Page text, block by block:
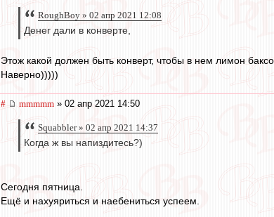
RoughBoy » 02 апр 2021 12:08
Денег дали в конверте,
Этож какой должен быть конверт, чтобы в нем лимон
Наверно)))))
# mmmmm » 02 апр 2021 14:50
Squabbler » 02 апр 2021 14:37
Когда ж вы напиздитесь?)
Сегодня пятница.
Ещё и нахуяриться и наебениться успеем.